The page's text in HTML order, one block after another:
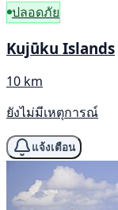
ปลอดภัย
Kujūku Islands
10 km
ยังไม่มีเหตุการณ์
แจ้งเตือน